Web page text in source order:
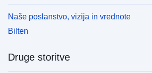
Naše poslanstvo, vizija in vrednote
Bilten
Druge storitve